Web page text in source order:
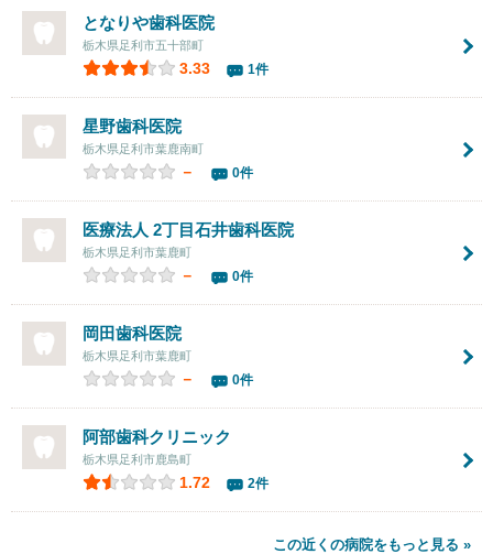
となりや歯科医院
栃木県足利市五十部町
3.33 1件
星野歯科医院
栃木県足利市葉鹿南町
－ 0件
医療法人 2丁目石井歯科医院
栃木県足利市葉鹿町
－ 0件
岡田歯科医院
栃木県足利市葉鹿町
－ 0件
阿部歯科クリニック
栃木県足利市鹿島町
1.72 2件
この近くの病院をもっと見る »